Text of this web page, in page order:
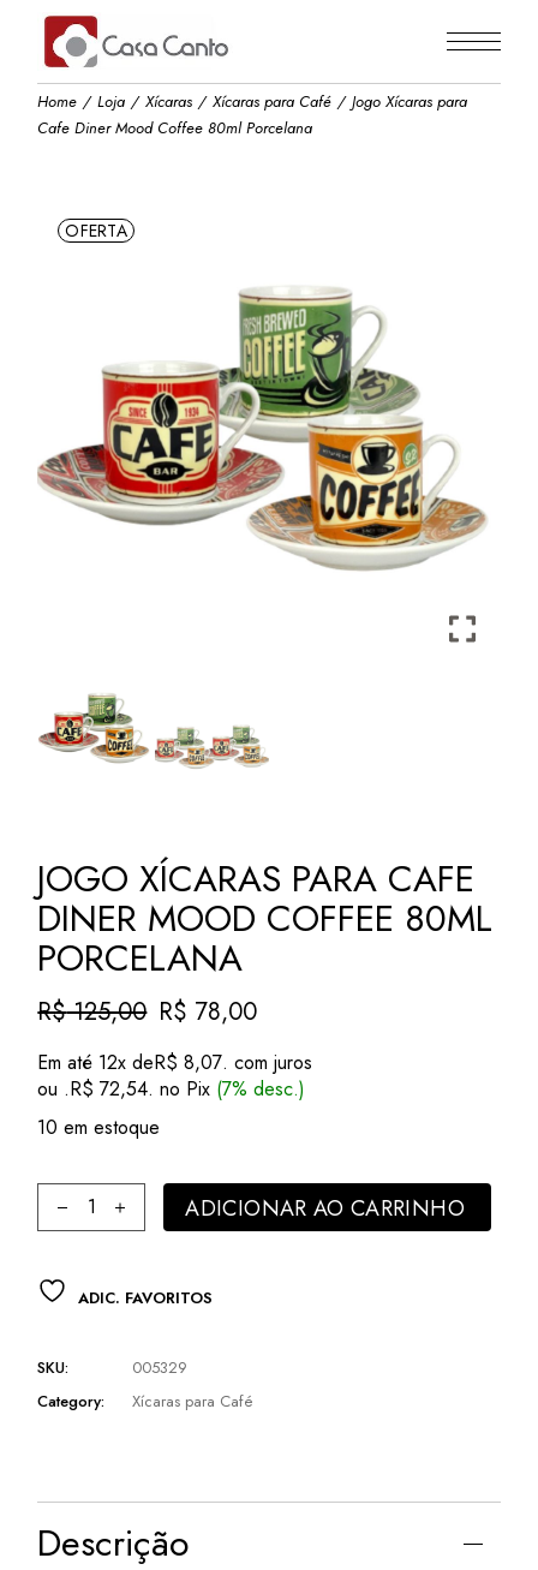
content
Home Loja Xícaras Xícaras para Café
Jogo Xícaras para
Cafe Diner Mood Coffee 80ml Porcelana
OFERTA
JOGO XÍCARAS PARA CAFE
DINER MOOD COFFEE 80ML
PORCELANA
R$125,00
O
preço
original
era:
R$ 125,00.
R$ 78,00
O
preço
atual
é:
R$ 78,00.
Em até 12x deR$ 8,07. com juros
ou .R$ 72,54. no Pix (7% desc.)
10 em estoque
Jogo Xícaras para Cafe Diner Mood Coffee 80ml
ADICIONAR AO CARRINHO
ADIC. FAVORITOS
SKU:
005329
Category:
Xícaras para Café
Descrição